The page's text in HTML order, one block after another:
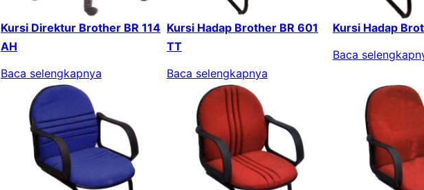
Kursi Direktur Brother BR 114
AH
Baca selengkapnya
Kursi Hadap Brother BR 601
TT
Baca selengkapnya
Kursi Hadap
Baca